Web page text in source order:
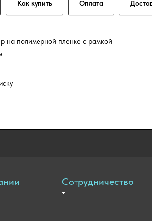
Как купить Оплата
на полимерной пленке с рамкой
Сотрудничество